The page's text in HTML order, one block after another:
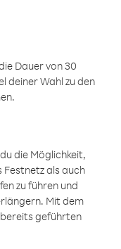
Dauer von 30
deiner Wahl zu den
die Möglichkeit,
als auch
zu führen und
Mit dem
geführten